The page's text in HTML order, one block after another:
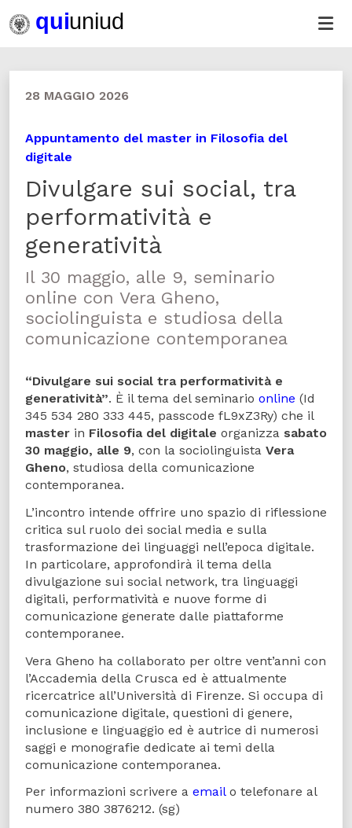
28 MAGGIO 2026
Appuntamento del master in Filosofia del
digitale
Divulgare sui social, tra
performatività e
generatività
Il 30 maggio, alle 9, seminario
online con Vera Gheno,
sociolinguista e studiosa della
comunicazione contemporanea
“Divulgare sui social tra performatività e
generatività”. È il tema del seminario online (Id
345 534 280 333 445, passcode fL9xZ3Ry) che il
master in Filosofia del digitale organizza sabato
30 maggio, alle 9, con la sociolinguista Vera
Gheno, studiosa della comunicazione
contemporanea.
L’incontro intende offrire uno spazio di riflessione
critica sul ruolo dei social media e sulla
trasformazione dei linguaggi nell’epoca digitale.
In particolare, approfondirà il tema della
divulgazione sui social network, tra linguaggi
digitali, performatività e nuove forme di
comunicazione generate dalle piattaforme
contemporanee.
Vera Gheno ha collaborato per oltre vent’anni con
l’Accademia della Crusca ed è attualmente
ricercatrice all’Università di Firenze. Si occupa di
comunicazione digitale, questioni di genere,
inclusione e linguaggio ed è autrice di numerosi
saggi e monografie dedicate ai temi della
comunicazione contemporanea.
Per informazioni scrivere a emailo telefonare al
numero 380 3876212. (sg)